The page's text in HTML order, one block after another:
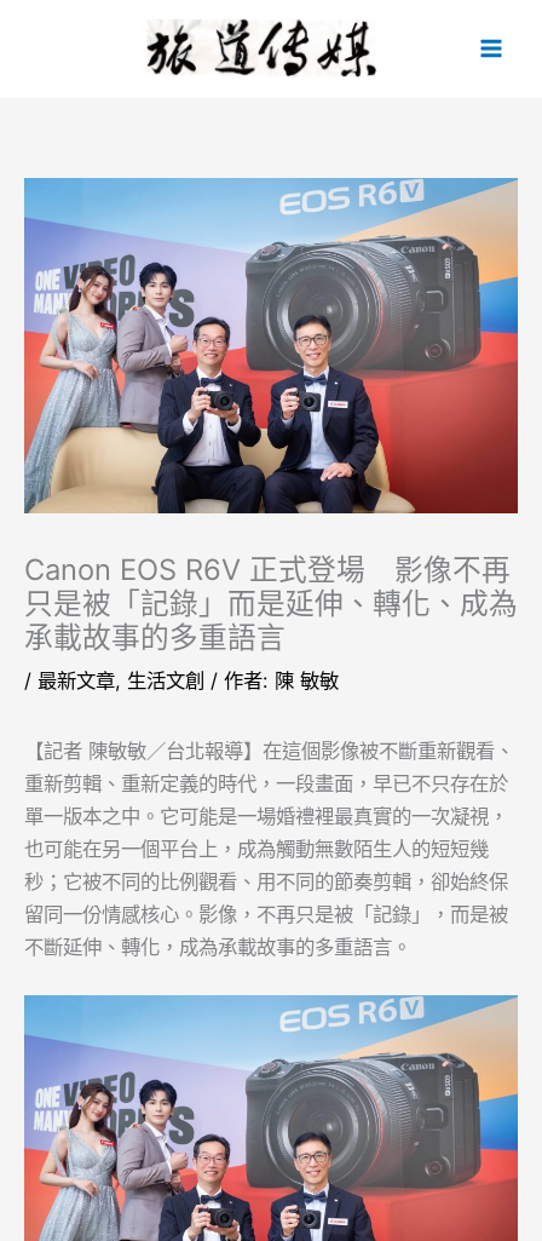
Canon EOS R6V 正式登場 影像不再
只是被「記錄」而是延伸、轉化、成為
承載故事的多重語言
/ 最新文章, 生活文創 / 作者: 陳 敏敏
【記者 陳敏敏／台北報導】在這個影像被不斷重新觀看、
重新剪輯、重新定義的時代，一段畫面，早已不只存在於
單一版本之中。它可能是一場婚禮裡最真實的一次凝視，
也可能在另一個平台上，成為觸動無數陌生人的短短幾
秒；它被不同的比例觀看、用不同的節奏剪輯，卻始終保
留同一份情感核心。影像，不再只是被「記錄」，而是被
不斷延伸、轉化，成為承載故事的多重語言。